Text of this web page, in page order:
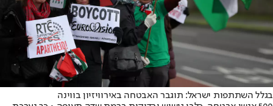
בגלל השתתפות ישראל: תוגבר האבטחה באירוויזיון בווינה